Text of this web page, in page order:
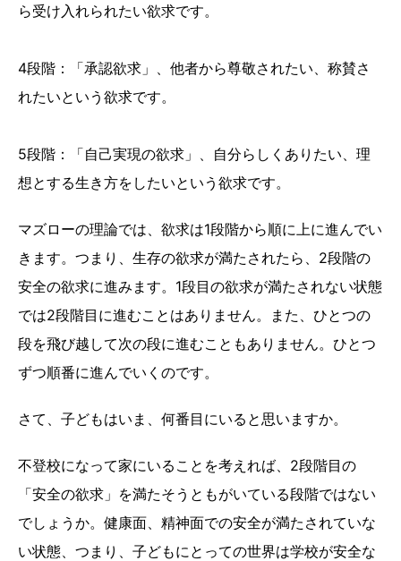
ら受け入れられたい欲求です。
4段階：「承認欲求」、他者から尊敬されたい、称賛さ
れたいという欲求です。
5段階：「自己実現の欲求」、自分らしくありたい、理
想とする生き方をしたいという欲求です。
マズローの理論では、欲求は1段階から順に上に進んでい
きます。つまり、生存の欲求が満たされたら、2段階の
安全の欲求に進みます。1段目の欲求が満たされない状態
では2段階目に進むことはありません。また、ひとつの
段を飛び越して次の段に進むこともありません。ひとつ
ずつ順番に進んでいくのです。
さて、子どもはいま、何番目にいると思いますか。
不登校になって家にいることを考えれば、2段階目の
「安全の欲求」を満たそうともがいている段階ではない
でしょうか。健康面、精神面での安全が満たされていな
い状態、つまり、子どもにとっての世界は学校が安全な